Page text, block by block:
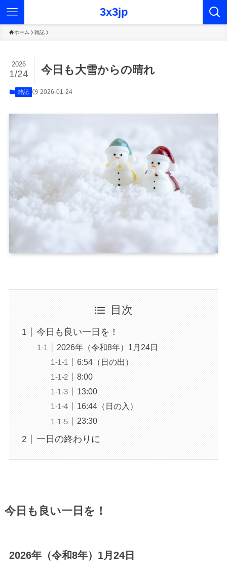
3x3jp
ホーム 雑記
今日も大雪からの晴れ
2026
1/24
雑記 2026-01-24
目次
今日も良い一日を！
2026年（令和8年）1月24日
6:54（日の出）
8:00
13:00
16:44（日の入）
23:30
一日の終わりに
今日も良い一日を！
2026年（令和8年）1月24日